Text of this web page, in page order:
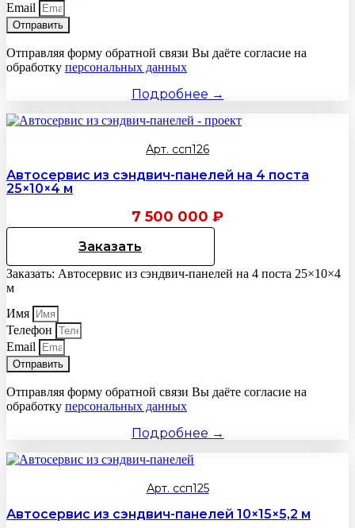
Email
Отправить
Отправляя форму обратной связи Вы даёте согласие на
обработку персональных данных
Подробнее →
Арт. ссп126
Автосервис из сэндвич-панелей на 4 поста
25×10×4 м
7 500 000 ₽
Заказать
Заказать: Автосервис из сэндвич-панелей на 4 поста 25×10×4
м
Имя
Телефон
Email
Отправить
Отправляя форму обратной связи Вы даёте согласие на
обработку персональных данных
Подробнее →
Арт. ссп125
Автосервис из сэндвич-панелей 10×15×5,2 м